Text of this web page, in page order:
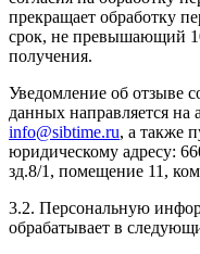
прекращает обработку
срок, не превышающий
получения.
Уведомление об отзыве
данных направляется на
info@sibtime.ru, а также
юридическому адресу:
зд.8/1, помещение 11,
3.2. Персональную
обрабатывает в